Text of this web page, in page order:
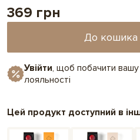
369 грн
До кошика
Увійти, щоб побачити
лояльності
Цей продукт доступний в